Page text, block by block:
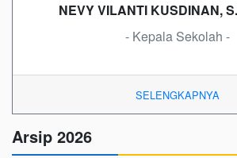
NEVY VILANTI KUSDINAN,
- Kepala Sekolah -
SELENGKAPNYA
Arsip 2026